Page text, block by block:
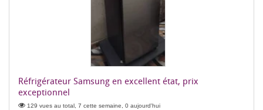
Réfrigérateur Samsung en excellent état, prix
exceptionnel
129 vues au total, 7 cette semaine, 0 aujourd'hui